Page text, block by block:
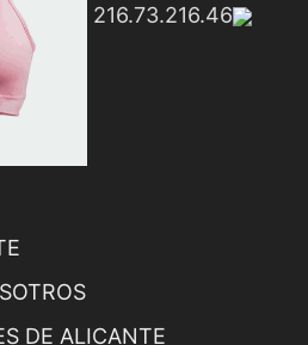
216.73.216.46
DE ALICANTE